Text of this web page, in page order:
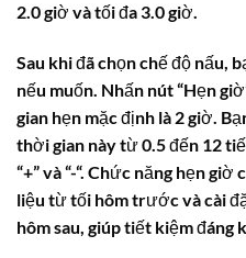
2.0 giờ và tối đa 3.0 giờ.
Sau khi đã chọn chế độ nấu,
nếu muốn. Nhấn nút “Hẹn
gian hẹn mặc định là 2 giờ.
thời gian này từ 0.5 đến 12
“+” và “-“. Chức năng hẹn
liệu từ tối hôm trước và cài
hôm sau, giúp tiết kiệm đáng